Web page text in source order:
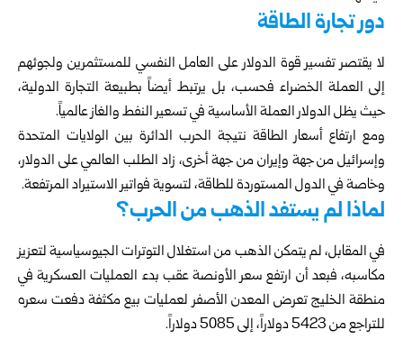
دور تجارة الطاقة
لا يقتصر تفسير قوة الدولار على العامل النفسي للمستثمرين ولجوئهم
إلى العملة الخضراء فحسب، بل يرتبط أيضاً بطبيعة التجارة الدولية،
حيث يظل الدولار العملة الأساسية في تسعير النفط والغاز عالمياً.
ومع ارتفاع أسعار الطاقة نتيجة الحرب الدائرة بين الولايات المتحدة
وإسرائيل من جهة وإيران من جهة أخرى، زاد الطلب العالمي على الدولار،
وخاصة في الدول المستوردة للطاقة، لتسوية فواتير الاستيراد المرتفعة.
لماذا لم يستفد الذهب من الحرب؟
في المقابل، لم يتمكن الذهب من استغلال التوترات الجيوسياسية لتعزيز
مكاسبه، فبعد أن ارتفع سعر الأونصة عقب بدء العمليات العسكرية في
منطقة الخليج تعرض المعدن الأصفر لعمليات بيع مكثفة دفعت سعره
للتراجع من 5423 دولاراً، إلى 5085 دولاراً.